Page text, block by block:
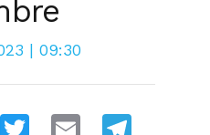
| 09:30
FacebookTwitter Email